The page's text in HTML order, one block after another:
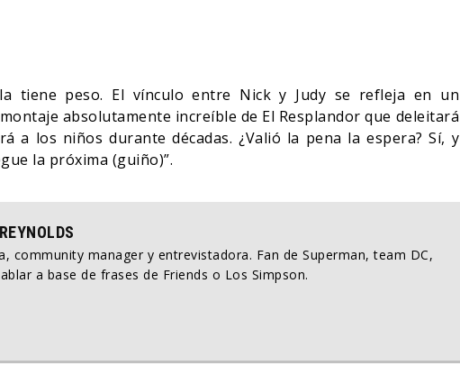
tiene peso. El vínculo entre Nick y Judy se refleja en un
absolutamente increíble de El Resplandor que deleitará
a los niños durante décadas. ¿Valió la pena la espera? Sí, y
la próxima (guiño)”.
community manager y entrevistadora. Fan de Superman, team DC,
a base de frases de Friends o Los Simpson.